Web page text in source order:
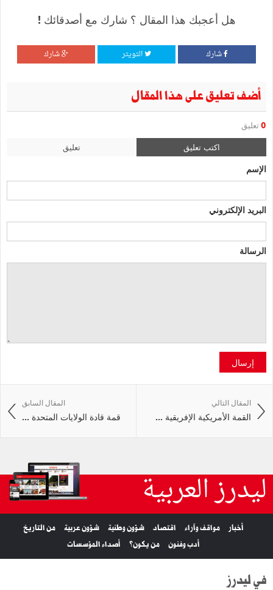
هل أعجبك هذا المقال ؟ شارك مع أصدقائك !
شارك التويتر شارك
أضف تعليق على هذا المقال
0 تعليق
اكتب تعليق تعليق
الإسم
البريد الإلكتروني
الرسالة
إرسال
المقال السابق
قمة قادة الولايات المتحدة ...
المقال التالي
القمة الأمريكية الإفريقية ...
ليدرز العربية
أخبار مواقف وآراء اقتصاد شؤون وطنية شؤون عربية
من التاريخ
أدب وفنون
من يكون؟ أصداء المؤسسات
في ليدرز